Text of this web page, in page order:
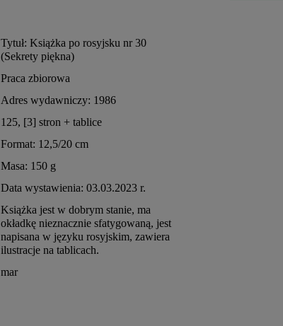
Tytuł: Książka po rosyjsku nr 30
(Sekrety piękna)
Praca zbiorowa
Adres wydawniczy: 1986
125, [3] stron + tablice
Format: 12,5/20 cm
Masa: 150 g
Data wystawienia: 03.03.2023 r.
Książka jest w dobrym stanie, ma
okładkę nieznacznie sfatygowaną, jest
napisana w języku rosyjskim, zawiera
ilustracje na tablicach.
mar